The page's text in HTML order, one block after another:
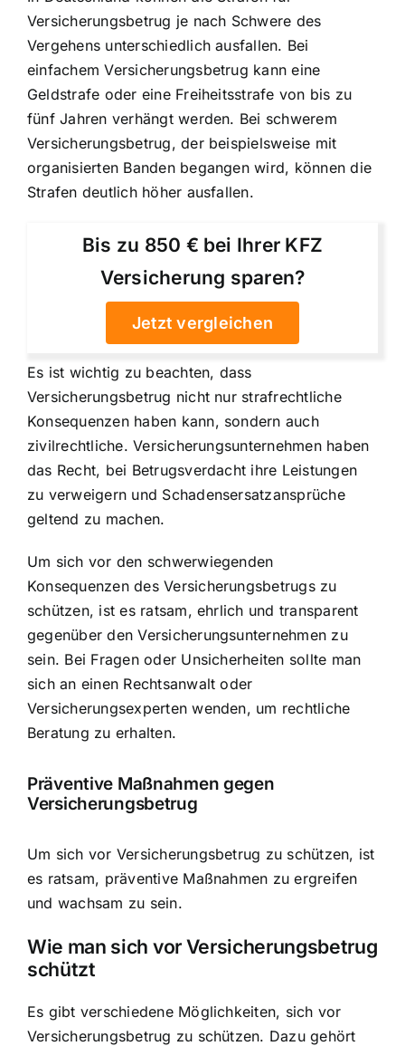
Versicherungsbetrug je nach Schwere des
Vergehens unterschiedlich ausfallen. Bei
einfachem Versicherungsbetrug kann eine
Geldstrafe oder eine Freiheitsstrafe von bis zu
fünf Jahren verhängt werden. Bei schwerem
Versicherungsbetrug, der beispielsweise mit
organisierten Banden begangen wird, können die
Strafen deutlich höher ausfallen.
Bis zu 850 € bei Ihrer KFZ
Versicherung sparen?
Jetzt vergleichen
Es ist wichtig zu beachten, dass
Versicherungsbetrug nicht nur strafrechtliche
Konsequenzen haben kann, sondern auch
zivilrechtliche. Versicherungsunternehmen haben
das Recht, bei Betrugsverdacht ihre Leistungen
zu verweigern und Schadensersatzansprüche
geltend zu machen.
Um sich vor den schwerwiegenden
Konsequenzen des Versicherungsbetrugs zu
schützen, ist es ratsam, ehrlich und transparent
gegenüber den Versicherungsunternehmen zu
sein. Bei Fragen oder Unsicherheiten sollte man
sich an einen Rechtsanwalt oder
Versicherungsexperten wenden, um rechtliche
Beratung zu erhalten.
Präventive Maßnahmen gegen
Versicherungsbetrug
Um sich vor Versicherungsbetrug zu schützen, ist
es ratsam, präventive Maßnahmen zu ergreifen
und wachsam zu sein.
Wie man sich vor Versicherungsbetrug
schützt
Es gibt verschiedene Möglichkeiten, sich vor
Versicherungsbetrug zu schützen. Dazu gehört